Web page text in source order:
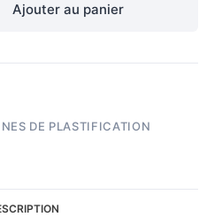
Ajouter au panier
DE PLASTIFICATION